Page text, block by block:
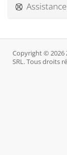
Assistance
Copyright © 2026
SRL. Tous droits